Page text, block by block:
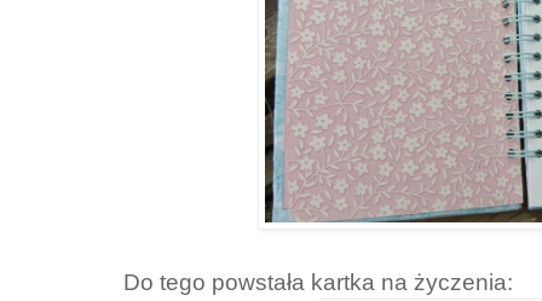
Do tego powstała kartka na życzenia: